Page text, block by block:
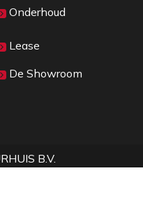
de voordelen!
Onderhoud
Lease
De Showroom
B.V.